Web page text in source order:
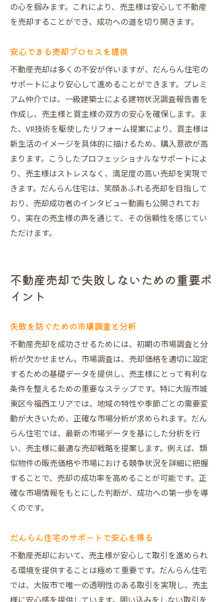
の心を掴みます。これにより、売主様は安心して不動産
を売却することができ、成功への道を切り開きます。
安心できる売却プロセスを提供
不動産売却は多くの不安が伴いますが、だんらん住宅の
サポートにより安心して進めることができます。プレミ
アム仲介では、一級建築士による建物状況調査報告書を
作成し、売主様と買主様の双方の安心を確保します。ま
た、VR技術を駆使したリフォーム提案により、買主様は
新生活のイメージを具体的に描けるため、購入意欲が高
まります。こうしたプロフェッショナルなサポートによ
り、売主様はストレスなく、満足度の高い売却を実現で
きます。だんらん住宅は、笑顔あふれる売却を目指して
おり、売却成功者のインタビュー動画も公開されてお
り、実在の売主様の声を通じて、その信頼性を感じてい
ただけます。
不動産売却で失敗しないための重要ポ
イント
失敗を防ぐための市場調査と分析
不動産売却を成功させるためには、初期の市場調査と分
析が欠かせません。市場調査は、売却価格を適切に設定
するための基礎データを提供し、売主様にとって有利な
条件を整えるための重要なステップです。特に大阪市城
東区今福西エリアでは、地域の特性や季節ごとの需要変
動が大きいため、正確な市場分析が求められます。だん
らん住宅では、最新の市場データを基にした分析を行
い、売主様に最適な売却戦略を提案します。例えば、類
似物件の販売価格や市場における競争状況を詳細に把握
することで、売却の成功率を高めることが可能です。正
確な市場情報をもとにした判断が、成功への第一歩を導
くのです。
だんらん住宅のサポートで安心を得る
不動産売却において、売主様が安心して取引を進められ
る環境を提供することは極めて重要です。だんらん住宅
では、大阪市で唯一の透明性のある取引を実現し、売主